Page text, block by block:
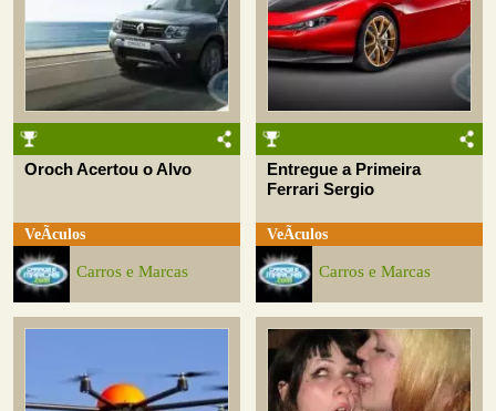
Oroch Acertou o Alvo
VeÃ­culos
Carros e Marcas
Entregue a Primeira
Ferrari Sergio
VeÃ­culos
Carros e Marcas